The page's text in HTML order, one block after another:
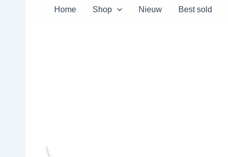
Home Shop Nieuw Best sold